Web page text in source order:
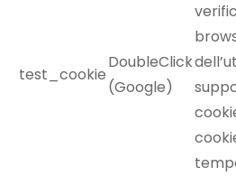
test_cookie
DoubleClick
(Google)